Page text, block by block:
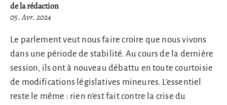
de la rédaction
05. Avr. 2024
Le parlement veut nous faire croire que nous vivons
dans une période de stabilité. Au cours de la dernière
session, ils ont à nouveau débattu en toute courtoisie
de modifications législatives mineures. L’essentiel
reste le même : rien n’est fait contre la crise du